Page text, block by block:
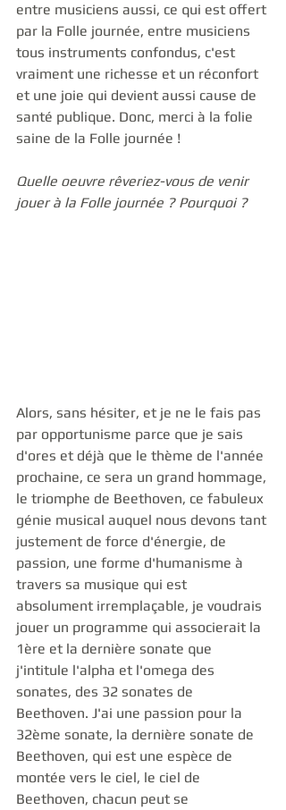
entre musiciens aussi, ce qui est offert
par la Folle journée, entre musiciens
tous instruments confondus, c'est
vraiment une richesse et un réconfort
et une joie qui devient aussi cause de
santé publique. Donc, merci à la folie
saine de la Folle journée !
Quelle oeuvre rêveriez-vous de venir
jouer à la Folle journée ? Pourquoi ?
Alors, sans hésiter, et je ne le fais pas
par opportunisme parce que je sais
d'ores et déjà que le thème de l'année
prochaine, ce sera un grand hommage,
le triomphe de Beethoven, ce fabuleux
génie musical auquel nous devons tant
justement de force d'énergie, de
passion, une forme d'humanisme à
travers sa musique qui est
absolument irremplaçable, je voudrais
jouer un programme qui associerait la
1ère et la dernière sonate que
j'intitule l'alpha et l'omega des
sonates, des 32 sonates de
Beethoven. J'ai une passion pour la
32ème sonate, la dernière sonate de
Beethoven, qui est une espèce de
montée vers le ciel, le ciel de
Beethoven, chacun peut se